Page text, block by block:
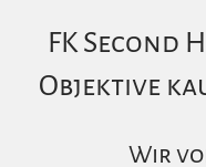
FK Second
Objektive
Wir